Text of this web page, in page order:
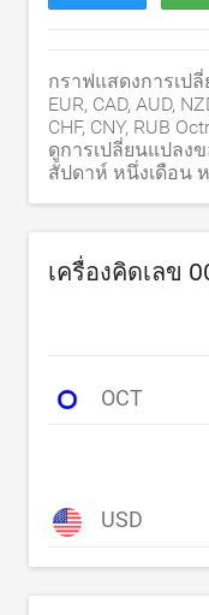
กราฟแสดงการเปลี่
EUR, CAD, AUD,
CHF, CNY, RUB
ดูการเปลี่ยนแปลง
สัปดาห์ หนึ่งเดือน
เครื่องคิดเลข
OCT
USD